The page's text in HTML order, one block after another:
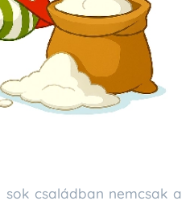
sok családban nemcsak a